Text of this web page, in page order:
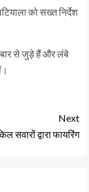
को सख्त निर्देश
से जुड़े हैं और लंबे
Next
सवारों द्वारा फायरिंग